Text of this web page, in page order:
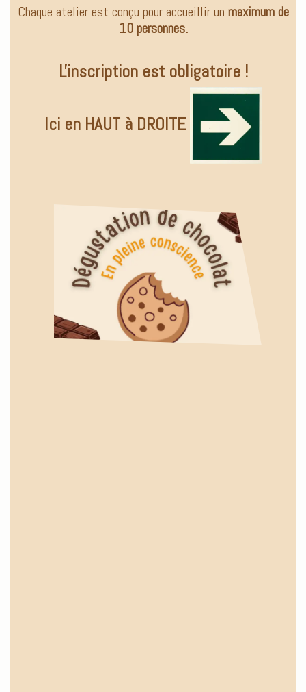
Chaque atelier est conçu pour accueillir un maximum de
10 personnes.
L'inscription est obligatoire !
Ici en HAUT à DROITE